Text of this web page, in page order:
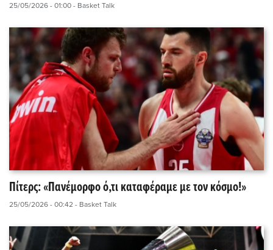
25/05/2026 - 01:00 - Basket Talk
Πίτερς: «Πανέμορφο ό,τι καταφέραμε με τον κόσμο!»
25/05/2026 - 00:42 - Basket Talk